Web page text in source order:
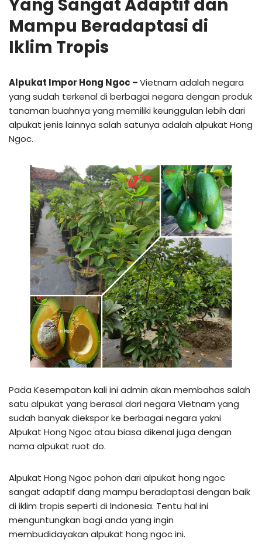
Yang Sangat Adaptif dan
Mampu Beradaptasi di
Iklim Tropis
Alpukat Impor Hong Ngoc –Vietnam adalah negara
yang sudah terkenal di berbagai negara dengan produk
tanaman buahnya yang memiliki keunggulan lebih dari
alpukat jenis lainnya salah satunya adalah alpukat Hong
Ngoc.
Pada Kesempatan kali ini admin akan membahas salah
satu alpukat yang berasal dari negara Vietnam yang
sudah banyak diekspor ke berbagai negara yakni
Alpukat Hong Ngoc atau biasa dikenal juga dengan
nama alpukat ruot do.
Alpukat Hong Ngoc pohon dari alpukat hong ngoc
sangat adaptif dang mampu beradaptasi dengan baik
di iklim tropis seperti di Indonesia. Tentu hal ini
menguntungkan bagi anda yang ingin
membudidayakan alpukat hong ngoc ini.